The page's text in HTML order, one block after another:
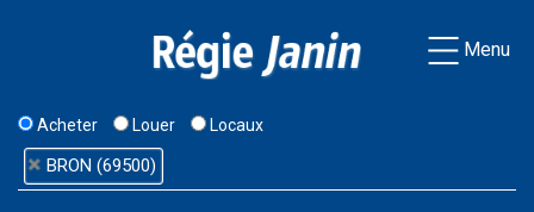
Menu
Acheter Louer Locaux
BRON (69500)